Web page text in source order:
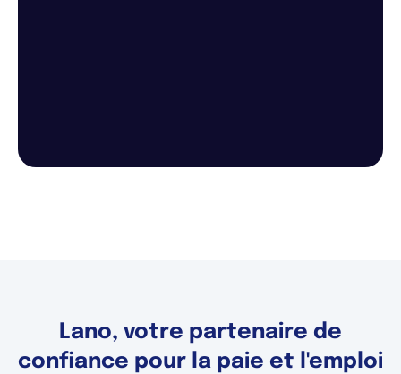
Lano, votre partenaire de
confiance pour la paie et l'emploi